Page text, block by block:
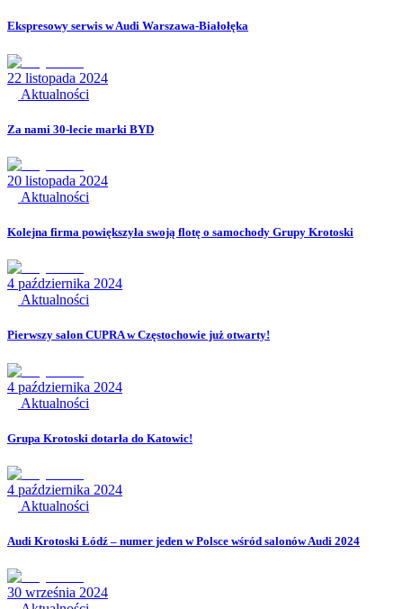
Ekspresowy serwis w Audi Warszawa-Białołęka
22 listopada 2024
Aktualności
Za nami 30-lecie marki BYD
20 listopada 2024
Aktualności
Kolejna firma powiększyła swoją flotę o samochody Grupy Krotoski
4 października 2024
Aktualności
Pierwszy salon CUPRA w Częstochowie już otwarty!
4 października 2024
Aktualności
Grupa Krotoski dotarła do Katowic!
4 października 2024
Aktualności
Audi Krotoski Łódź – numer jeden w Polsce wśród salonów Audi 2024
30 września 2024